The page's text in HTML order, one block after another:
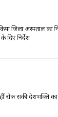
जिला अस्पताल का
दिए निर्देश
रोक सकी देशभक्ति का